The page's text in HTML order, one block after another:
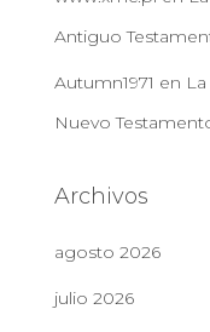
Antiguo
Autumn1971 en
Nuevo
Archivos
agosto 2026
julio 2026